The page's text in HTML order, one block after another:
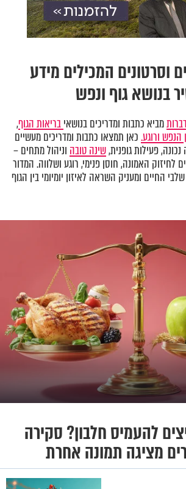
וסרטונים המכילים מידע
בנושא גוף ונפש
מביא כתבות ומדריכים בנושאיבריאות הגוף,
הנפש ורוגע.כאן תמצאו כתבות ומדריכים מעשיים
פעילות גופנית,שינה טובה וניהול מתחים –
לחיזוק האמונה, חוסן פנימי, רוגע ושלווה. המדור
החיים ומעניק השראה לאיזון יומיומי בין הגוף
להעמיס חלבון? סקירה